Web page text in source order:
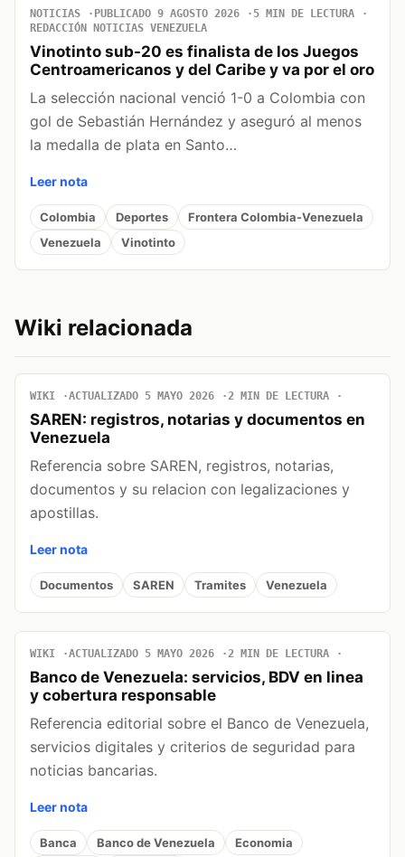
NOTICIAS PUBLICADO 9 AGOSTO 2026
5 MIN DE LECTURA
REDACCIÓN NOTICIAS VENEZUELA
Vinotinto sub-20 es finalista de los Juegos
Centroamericanos y del Caribe y va por el oro
La selección nacional venció 1-0 a Colombia con
gol de Sebastián Hernández y aseguró al menos
la medalla de plata en Santo…
Leer nota
Colombia Deportes
Frontera Colombia-Venezuela
Venezuela
Vinotinto
Wiki relacionada
WIKI ACTUALIZADO 5 MAYO 2026 2 MIN DE LECTURA
SAREN: registros, notarias y documentos en
Venezuela
Referencia sobre SAREN, registros, notarias,
documentos y su relacion con legalizaciones y
apostillas.
Leer nota
Documentos SAREN Tramites Venezuela
WIKI ACTUALIZADO 5 MAYO 2026 2 MIN DE LECTURA
Banco de Venezuela: servicios, BDV en linea
y cobertura responsable
Referencia editorial sobre el Banco de Venezuela,
servicios digitales y criterios de seguridad para
noticias bancarias.
Leer nota
Banca Banco de Venezuela
Economia